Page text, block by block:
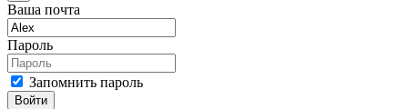
Ваша почта
Пароль
Запомнить пароль
Войти